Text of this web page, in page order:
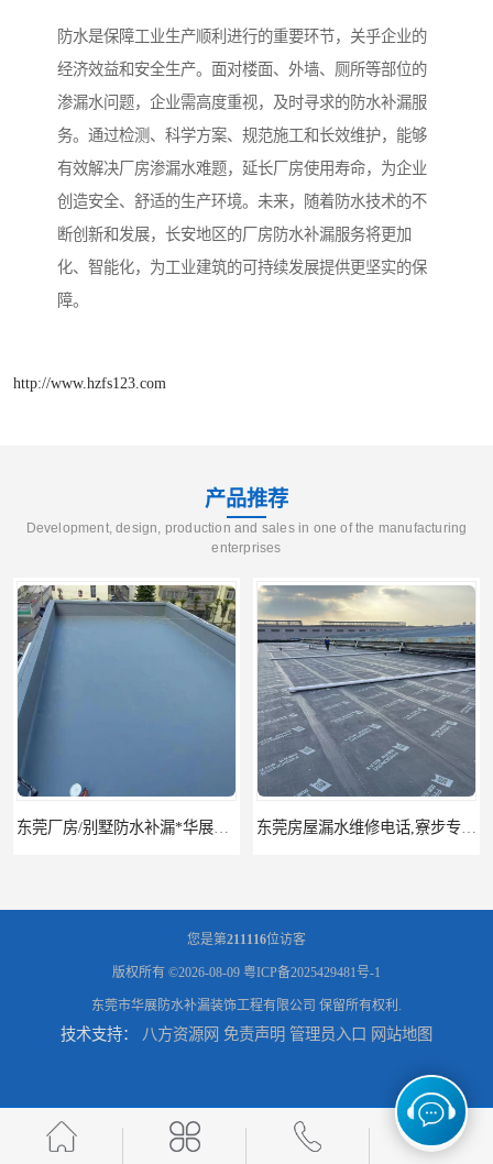
防水是保障工业生产顺利进行的重要环节，关乎企业的
经济效益和安全生产。面对楼面、外墙、厕所等部位的
渗漏水问题，企业需高度重视，及时寻求的防水补漏服
务。通过检测、科学方案、规范施工和长效维护，能够
有效解决厂房渗漏水难题，延长厂房使用寿命，为企业
创造安全、舒适的生产环境。未来，随着防水技术的不
断创新和发展，长安地区的厂房防水补漏服务将更加
化、智能化，为工业建筑的可持续发展提供更坚实的保
障。
http://www.hzfs123.com
产品推荐
Development, design, production and sales in one of the manufacturing
enterprises
东莞厚街厂房防水补漏-楼面-铁皮房-卫生间-外墙漏水维修 东莞厚街专业厂房防水补漏选华展防水，质量好不复漏，省钱省力更省心
您是第211116位访客
版权所有 ©2026-08-09 粤ICP备2025429481号-1
东莞市华展防水补漏装饰工程有限公司 保留所有权利.
技术支持： 八方资源网 免责声明 管理员入口 网站地图